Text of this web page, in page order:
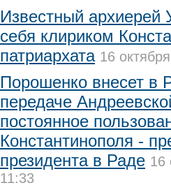
Известный
себя клириком
патриархата 16
Порошенко внесет в
передаче
постоянное
Константинополя -
президента в Раде 16
11:33